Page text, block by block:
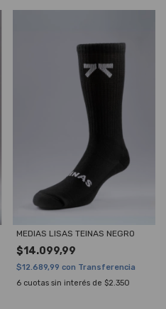
MEDIAS LISAS TEINAS NEGRO
$14.099,99
$12.689,99 con Transferencia
6 cuotas sin interés de $2.350